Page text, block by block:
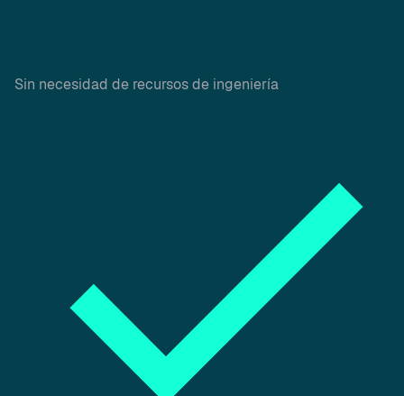
Sin necesidad de recursos de ingeniería